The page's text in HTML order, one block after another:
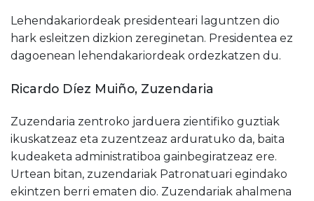
Lehendakariordeak presidenteari laguntzen dio
hark esleitzen dizkion zereginetan. Presidentea ez
dagoenean lehendakariordeak ordezkatzen du.
Ricardo Díez Muiño, Zuzendaria
Zuzendaria zentroko jarduera zientifiko guztiak
ikuskatzeaz eta zuzentzeaz arduratuko da, baita
kudeaketa administratiboa gainbegiratzeaz ere.
Urtean bitan, zuzendariak Patronatuari egindako
ekintzen berri ematen dio. Zuzendariak ahalmena